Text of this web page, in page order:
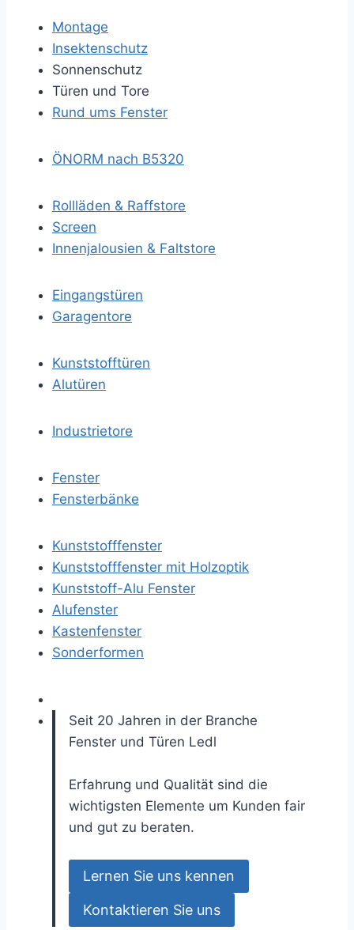
Montage
Insektenschutz
Sonnenschutz
Türen und Tore
Rund ums Fenster
ÖNORM nach B5320
Rollläden & Raffstore
Screen
Innenjalousien & Faltstore
Eingangstüren
Garagentore
Kunststofftüren
Alutüren
Industrietore
Fenster
Fensterbänke
Kunststofffenster
Kunststofffenster mit Holzoptik
Kunststoff-Alu Fenster
Alufenster
Kastenfenster
Sonderformen
Seit 20 Jahren in der Branche
Fenster und Türen Ledl
Erfahrung und Qualität sind die
wichtigsten Elemente um Kunden fair
und gut zu beraten.
Lernen Sie uns kennen
Kontaktieren Sie uns